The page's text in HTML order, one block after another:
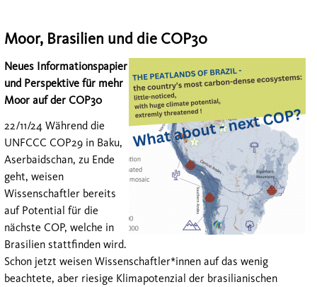
Moor, Brasilien und die COP30
Neues Informationspapier
und Perspektive für mehr
Moor auf der COP30
22/11/24 Während die
UNFCCC COP29 in Baku,
Aserbaidschan, zu Ende
geht, weisen
Wissenschaftler bereits
auf Potential für die
nächste COP, welche in
Brasilien stattfinden wird.
Schon jetzt weisen Wissenschaftler*innen auf das wenig
beachtete, aber riesige Klimapotenzial der brasilianischen